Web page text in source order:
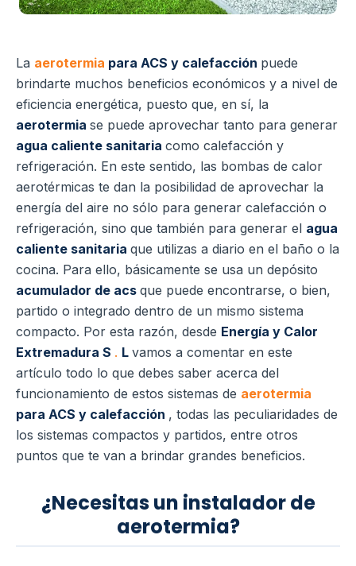
La aerotermia para ACS y calefacción puede
brindarte muchos beneficios económicos y a nivel de
eficiencia energética, puesto que, en sí, la
aerotermia se puede aprovechar tanto para generar
agua caliente sanitaria como calefacción y
refrigeración. En este sentido, las bombas de calor
aerotérmicas te dan la posibilidad de aprovechar la
energía del aire no sólo para generar calefacción o
refrigeración, sino que también para generar el agua
caliente sanitaria que utilizas a diario en el baño o la
cocina. Para ello, básicamente se usa un depósito
acumulador de acs que puede encontrarse, o bien,
partido o integrado dentro de un mismo sistema
compacto. Por esta razón, desde Energía y Calor
Extremadura S . L vamos a comentar en este
artículo todo lo que debes saber acerca del
funcionamiento de estos sistemas de aerotermia
para ACS y calefacción , todas las peculiaridades de
los sistemas compactos y partidos, entre otros
puntos que te van a brindar grandes beneficios.
¿Necesitas un instalador de
aerotermia?